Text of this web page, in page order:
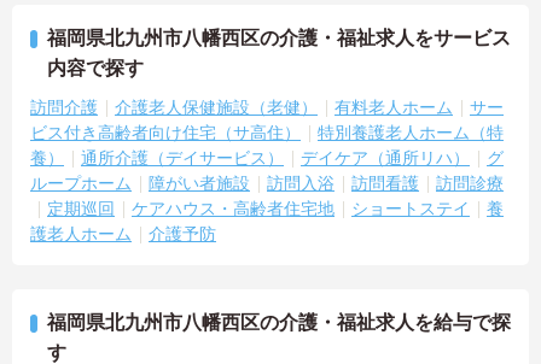
福岡県北九州市八幡西区の介護・福祉求人をサービス
内容で探す
訪問介護 介護老人保健施設（老健） 有料老人ホーム
サー
ビス付き高齢者向け住宅（サ高住）
特別養護老人ホーム（特
養）
通所介護（デイサービス） デイケア（通所リハ）
グ
ループホーム
障がい者施設 訪問入浴 訪問看護
訪問診療
定期巡回
ケアハウス・高齢者住宅地 ショートステイ
養
護老人ホーム
介護予防
福岡県北九州市八幡西区の介護・福祉求人を給与で探
す